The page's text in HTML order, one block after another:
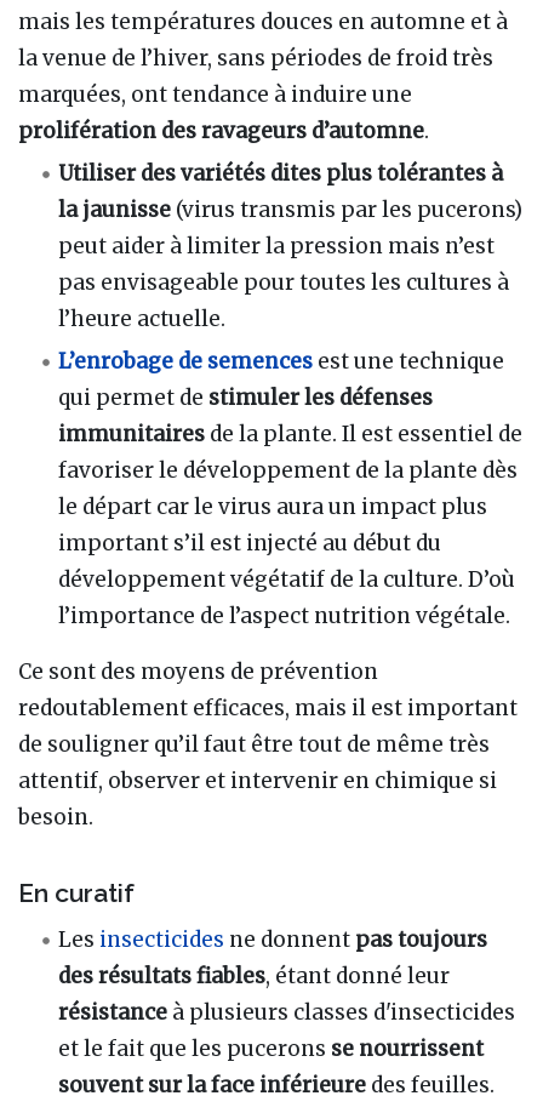
mais les températures douces en automne et à
la venue de l’hiver, sans périodes de froid très
marquées, ont tendance à induire une
prolifération des ravageurs d’automne.
Utiliser des variétés dites plus tolérantes à
la jaunisse (virus transmis par les pucerons)
peut aider à limiter la pression mais n’est
pas envisageable pour toutes les cultures à
l’heure actuelle.
L’enrobage de semences est une technique
qui permet de stimuler les défenses
immunitaires de la plante. Il est essentiel de
favoriser le développement de la plante dès
le départ car le virus aura un impact plus
important s’il est injecté au début du
développement végétatif de la culture. D’où
l’importance de l’aspect nutrition végétale.
Ce sont des moyens de prévention
redoutablement efficaces, mais il est important
de souligner qu’il faut être tout de même très
attentif, observer et intervenir en chimique si
besoin.
En curatif
Les insecticides ne donnent pas toujours
des résultats fiables, étant donné leur
résistance à plusieurs classes d'insecticides
et le fait que les pucerons se nourrissent
souvent sur la face inférieure des feuilles.